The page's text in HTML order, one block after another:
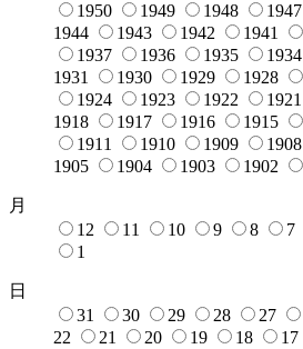
1950
1949 1948 1947
1944
1943 1942 1941
1937
1936 1935 1934
1931
1930 1929 1928
1924
1923 1922 1921
1918
1917 1916 1915
1911
1910 1909 1908
1905
1904 1903 1902
月
12
11 10 9 8 7
1
日
31
30 29 28 27
22
21 20 19 18 17